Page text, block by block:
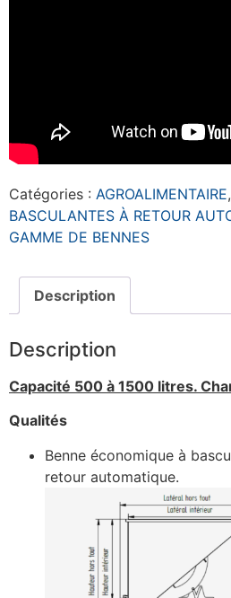
Catégories : AGROALIMENTAIRE,
BASCULANTES À RETOUR
GAMME DE BENNES
Description
Description
Capacité 500 à 1500 litres.
Qualités
Benne économique à
retour automatique.